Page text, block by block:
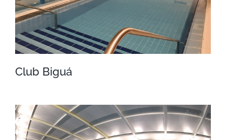
Club Biguá
Club Biguá